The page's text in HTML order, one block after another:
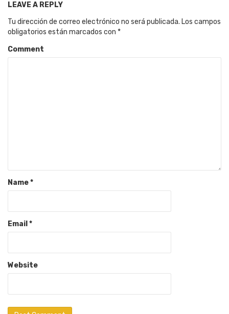
LEAVE A REPLY
Tu dirección de correo electrónico no será publicada. Los campos
obligatorios están marcados con *
Comment
Name*
Email *
Website